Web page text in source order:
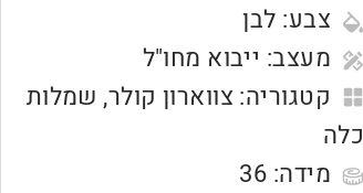
צבע: לבן
מעצב: ייבוא מחו"ל
קטגוריה: צווארון קולר, שמלות
כלה
מידה: 36